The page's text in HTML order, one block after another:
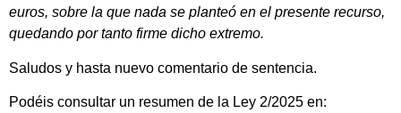
euros, sobre la que nada se planteó en el presente recurso,
quedando por tanto firme dicho extremo.
Saludos y hasta nuevo comentario de sentencia.
Podéis consultar un resumen de la Ley 2/2025 en: